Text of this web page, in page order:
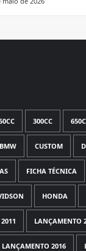
300CC
BMW CUSTOM
FICHA TÉCNICA
HONDA
LANÇAMENTO
LANÇAMENTO 2016